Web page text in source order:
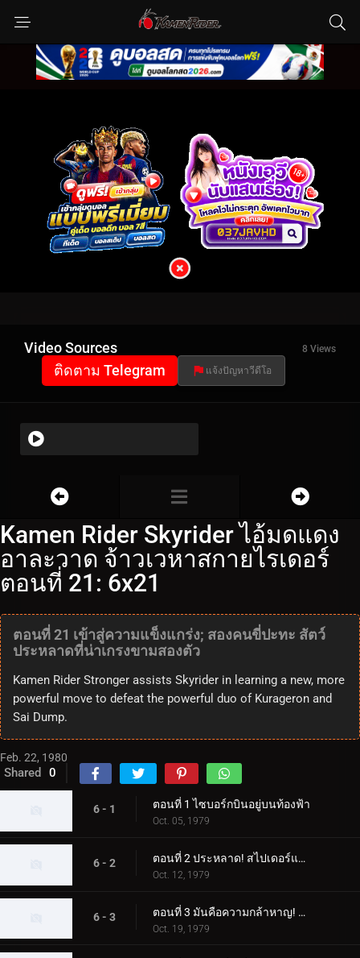
Video Sources 8 Views
ติดตาม Telegram แจ้งปัญหาวีดีโอ
Kamen Rider Skyrider ไอ้มดแดง
อาละวาด จ้าวเวหาสกายไรเดอร์
ตอนที่ 21: 6x21
ตอนที่ 21 เข้าสู่ความแข็งแกร่ง; สองคนขี่ปะทะ สัตว์
ประหลาดที่น่าเกรงขามสองตัว
Kamen Rider Stronger assists Skyrider in learning a new, more
powerful move to defeat the powerful duo of Kurageron and
Sai Dump.
Feb. 22, 1980
Shared 0
6 - 1 ตอนที่ 1 ไซบอร์กบินอยู่บนท้องฟ้า
Oct. 05, 1979
6 - 2 ตอนที่ 2 ประหลาด! สไปเดอร์แมน
Oct. 12, 1979
6 - 3 ตอนที่ 3 มันคือความกล้าหาญ! ความกลัวของขลุ่ยค้างคาว
Oct. 19, 1979